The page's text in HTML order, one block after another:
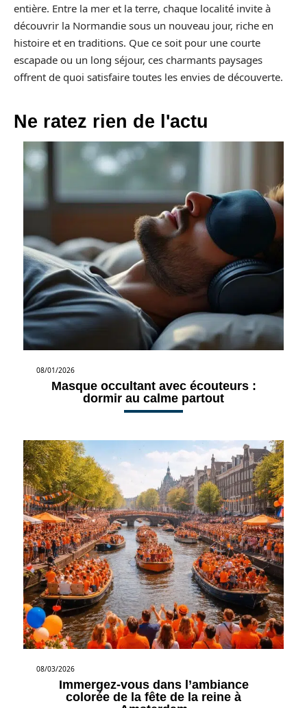
entière. Entre la mer et la terre, chaque localité invite à
découvrir la Normandie sous un nouveau jour, riche en
histoire et en traditions. Que ce soit pour une courte
escapade ou un long séjour, ces charmants paysages
offrent de quoi satisfaire toutes les envies de découverte.
Ne ratez rien de l'actu
08/01/2026
Masque occultant avec écouteurs :
dormir au calme partout
08/03/2026
Immergez-vous dans l’ambiance
colorée de la fête de la reine à